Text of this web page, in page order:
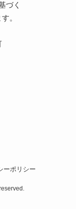
づく
。
ーポリシー